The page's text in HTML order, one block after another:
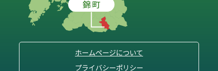
ホームページについて
プライバシーポリシー